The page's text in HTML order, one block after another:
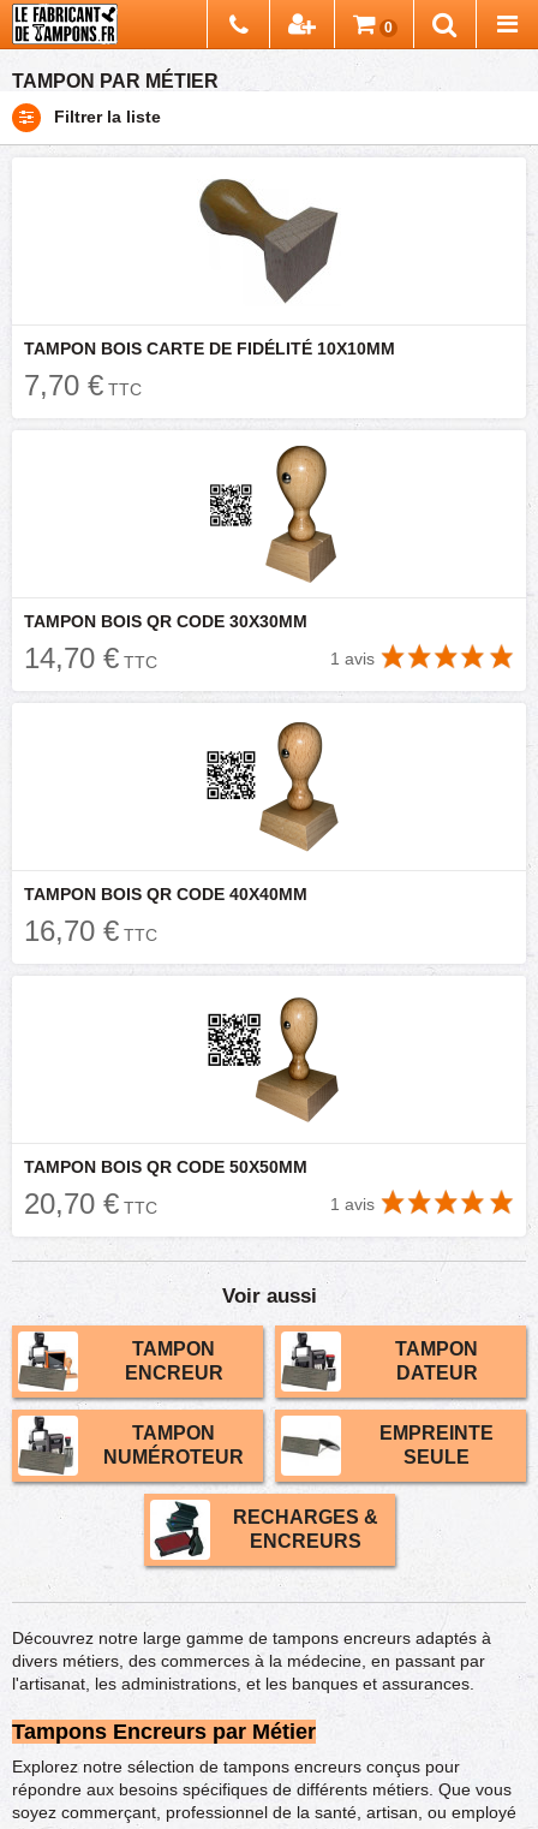
TAMPON PAR MÉTIER
Filtrer la liste
TAMPON BOIS CARTE DE FIDÉLITÉ 10X10MM
7,70 € TTC
TAMPON BOIS QR CODE 30X30MM
14,70 € TTC 1 avis
TAMPON BOIS QR CODE 40X40MM
16,70 € TTC
TAMPON BOIS QR CODE 50X50MM
20,70 € TTC 1 avis
Voir aussi
TAMPON
ENCREUR
TAMPON
DATEUR
TAMPON
NUMÉROTEUR
EMPREINTE
SEULE
RECHARGES &
ENCREURS
Découvrez notre large gamme de tampons encreurs adaptés à
divers métiers, des commerces à la médecine, en passant par
l'artisanat, les administrations, et les banques et assurances.
Tampons Encreurs par Métier
Explorez notre sélection de tampons encreurs conçus pour
répondre aux besoins spécifiques de différents métiers. Que vous
soyez commerçant, professionnel de la santé, artisan, ou employé
0
Chercher